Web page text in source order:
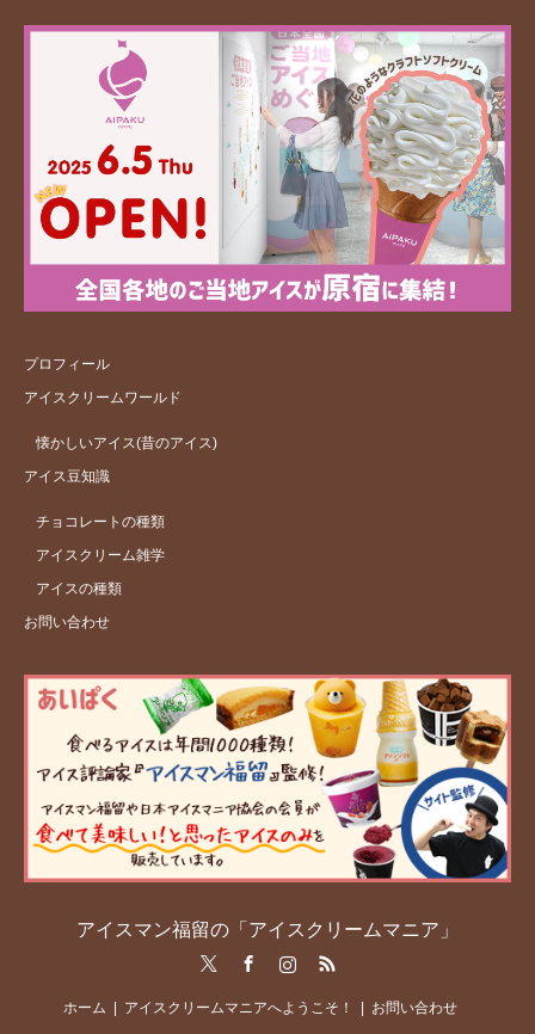
プロフィール
アイスクリームワールド
懐かしいアイス(昔のアイス)
アイス豆知識
チョコレートの種類
アイスクリーム雑学
アイスの種類
お問い合わせ
アイスマン福留の「アイスクリームマニア」
RSS
ホーム アイスクリームマニアへようこそ！ お問い合わせ